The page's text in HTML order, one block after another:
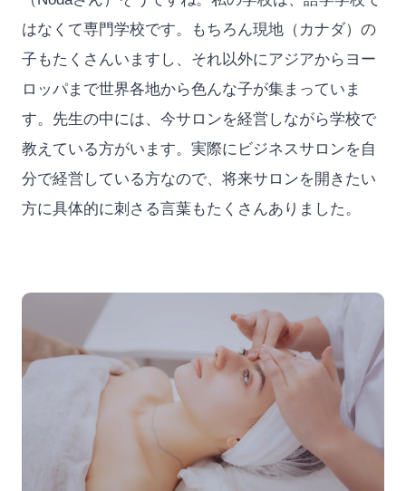
はなくて専門学校です。もちろん現地（カナダ）の
子もたくさんいますし、それ以外にアジアからヨー
ロッパまで世界各地から色んな子が集まっていま
す。先生の中には、今サロンを経営しながら学校で
教えている方がいます。実際にビジネスサロンを自
分で経営している方なので、将来サロンを開きたい
方に具体的に刺さる言葉もたくさんありました。